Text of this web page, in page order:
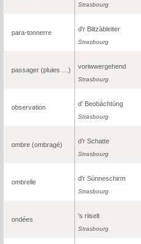
Strasbourg
para-tonnerre d'r Blitzàbleiter
Strasbourg
passager (pluies …) voriwwergehend
Strasbourg
observation d' Beobàchtùng
Strasbourg
ombre (ombragé) d'r Schatte
Strasbourg
ombrelle d'r Sùnneschirm
Strasbourg
ondées 's riiselt
Strasbourg